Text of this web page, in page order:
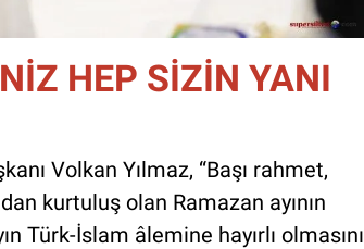
HEP SİZİN YANI
Volkan Yılmaz, “Başı rahmet,
kurtuluş olan Ramazan ayının
Türk-İslam âlemine hayırlı olmasını